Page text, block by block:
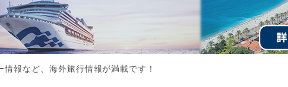
報など、海外旅行情報が満載です！